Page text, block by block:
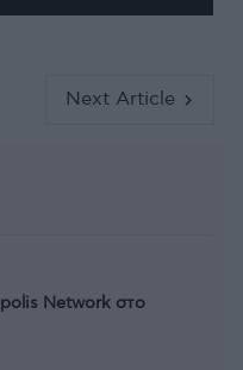
Next Article
Network στο